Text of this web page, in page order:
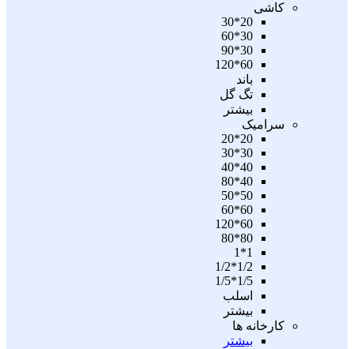
کاشی
20*30
30*60
30*90
60*120
باند
تگ گل
بیشتر
سرامیک
20*20
30*30
40*40
40*80
50*50
60*60
60*120
80*80
1*1
1/2*1/2
1/5*1/5
اسلب
بیشتر
کارخانه ها
بیشتر